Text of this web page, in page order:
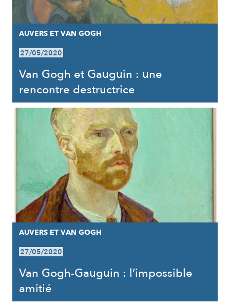
AUVERS ET VAN GOGH
27/05/2020
Van Gogh et Gauguin : une
rencontre destructrice
AUVERS ET VAN GOGH
27/05/2020
Van Gogh-Gauguin : l’impossible
amitié